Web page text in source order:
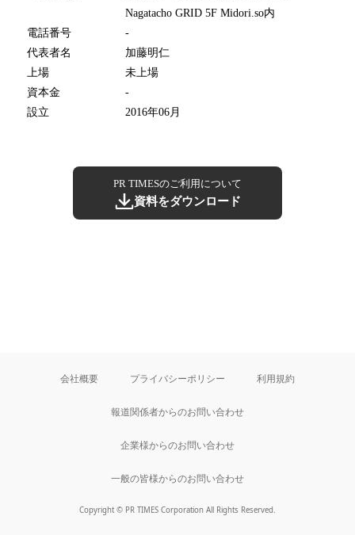
Nagatacho GRID 5F Midori.so内
電話番号
-
代表者名
加藤明仁
上場
未上場
資本金
-
設立
2016年06月
PR TIMESのご利用について
資料をダウンロード
会社概要 プライバシーポリシー 利用規約
報道関係者からのお問い合わせ
企業様からのお問い合わせ
一般の皆様からのお問い合わせ
Copyright © PR TIMES Corporation All Rights Reserved.